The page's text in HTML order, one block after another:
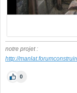
notre projet :
http://
0